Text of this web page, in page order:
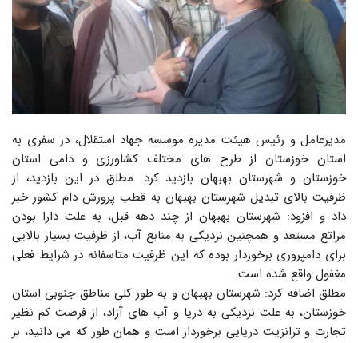
مدیرعامل و رئیس هیئت مدیره موسسه جهاد استقلال، در سفری به
استان خوزستان از طرح های مختلف کشاورزی و دامی استان
خوزستان و شهرستان بهبهان بازدید کرد. مطلق در این بازدید، از
ظرفیت بالای تبدیل شهرستان بهبهان به قطب پرورش دام کشور خبر
داد و افزود: شهرستان بهبهان از چند دهه قبل، به علت دارا بودن
مراتع مستعد و همچنین نزدیکی به منابع آب، از ظرفیت بسیار بالایی
برای دامپروری برخوردار بوده که این ظرفیت متاسفانه در شرایط فعلی
مغفول واقع شده است.
مطلق اضافه کرد: شهرستان بهبهان و به طور کلی مناطق جنوبی استان
خوزستان، به علت نزدیکی به دریا و آب های آزاد، از فرصت کم نظیر
تجارت و ترانزیت دریایی برخوردار است و همان طور که می دانید، بر